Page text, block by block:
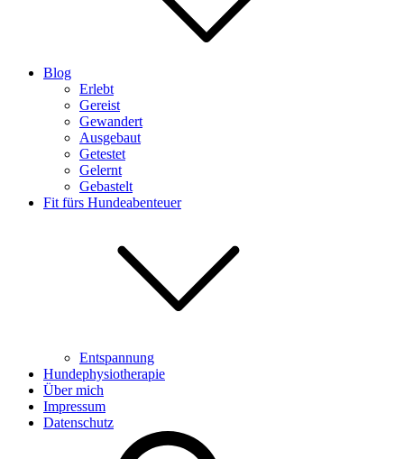
Blog
Erlebt
Gereist
Gewandert
Ausgebaut
Getestet
Gelernt
Gebastelt
Fit fürs Hundeabenteuer
Entspannung
Hundephysiotherapie
Über mich
Impressum
Datenschutz